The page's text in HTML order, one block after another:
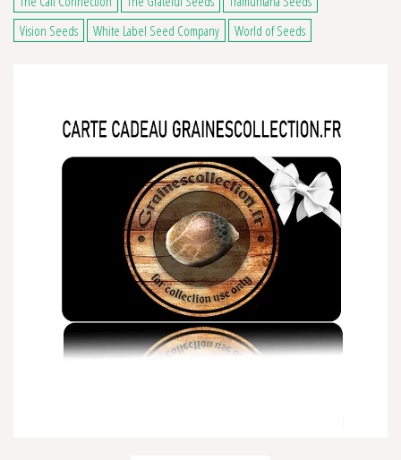
Vision Seeds
White Label Seed Company World of Seeds